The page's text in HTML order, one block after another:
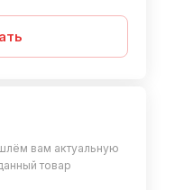
вам актуальную
товар